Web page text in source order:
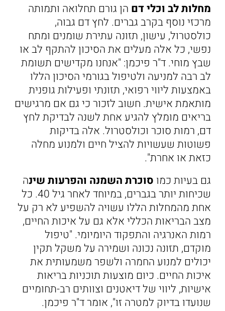
מחלות לב וכלי דם הן גורם תחלואה ותמותה
מרכזי נוסף בקרב גברים. לחץ דם גבוה,
כולסטרול, עישון, תזונה עתירת שומנים ומתח
נפשי, כל אלה מעלים את הסיכון להתקף לב או
שבץ מוחי. ד"ר פיכמן: "אנחנו מקדישים תשומת
לב רבה למניעה ולטיפול בגורמי הסיכון הללו
באמצעות ליווי רפואי, תזונתי ופעילות גופנית
מותאמת אישית. חשוב לזכור כי גם אם מרגישים
בריאים מומלץ להגיע אחת לשנה לבדיקת לחץ
דם, רמות סוכר וכולסטרול. אלה בדיקות
פשוטות שעשויות להציל חיים ולמנוע מחלה
כזאת או אחרת".
גם בעיות כמו סוכרת השמנה והפרעות שינה
שכיחות יותר בגברים, במיוחד לאחר גיל 40. כל
אחת מהמחלות הללו עשויה להשפיע לא רק על
מצב הבריאות הכללי אלא גם על איכות החיים,
רמות האנרגיה והתפקוד היומיומי. "טיפול
מוקדם, תזונה נכונה ושמירה על משקל תקין
יכולים למנוע החמרה ולשפר משמעותית את
איכות החיים. כיום מוצעות תוכניות בריאות
אישיות, ליווי של דיאטנים וצוותים רב-תחומיים
שנועדו בדיוק למטרה זו", אומר ד"ר פיכמן.